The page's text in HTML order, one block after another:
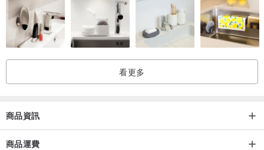
此新的增長可以發生。
孔雀礦帶的不是那種沉重的療癒，而是一種很輕、很流動的轉化力
量。很多人會感覺，它不是去挖出你的問題，而是慢慢把原本卡住的
情緒鬆開，讓心變得比較透氣，像壓力被悄悄帶走一樣。
粉晶是普世性無條件愛的寶石，它使您對所有類型的愛敞開心胸，包
愛。
看更多
商品資訊
商品運費